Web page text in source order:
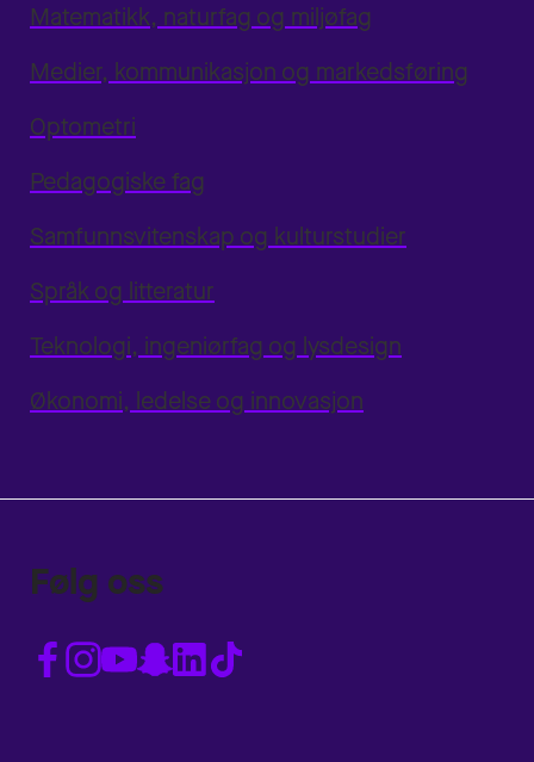
Matematikk, naturfag og miljøfag
Medier, kommunikasjon og markedsføring
Optometri
Pedagogiske fag
Samfunnsvitenskap og kulturstudier
Språk og litteratur
Teknologi, ingeniørfag og lysdesign
Økonomi, ledelse og innovasjon
Følg oss